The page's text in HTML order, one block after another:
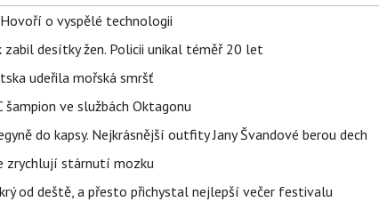
o vyspělé technologii
zabil desítky žen. Policii unikal téměř 20 let
udeřila mořská smršť
šampion ve službách Oktagonu
do kapsy. Nejkrásnější outfity Jany Švandové berou dech
zrychlují stárnutí mozku
od deště, a přesto přichystal nejlepší večer festivalu